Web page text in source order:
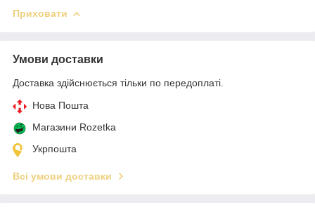
Приховати
Умови доставки
Доставка здійснюється тільки по передоплаті.
Нова Пошта
Магазини Rozetka
Укрпошта
Всі умови доставки